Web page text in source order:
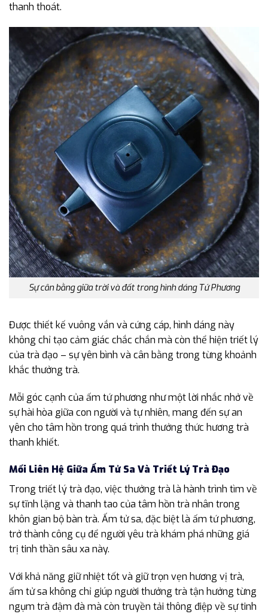
thanh thoát.
Sự cân bằng giữa trời và đất trong hình dáng Tứ Phương
Được thiết kế vuông vắn và cứng cáp, hình dáng này
không chỉ tạo cảm giác chắc chắn mà còn thể hiện triết lý
của trà đạo – sự yên bình và cân bằng trong từng khoảnh
khắc thưởng trà.
Mỗi góc cạnh của ấm tứ phương như một lời nhắc nhở về
sự hài hòa giữa con người và tự nhiên, mang đến sự an
yên cho tâm hồn trong quá trình thưởng thức hương trà
thanh khiết.
Mối Liên Hệ Giữa Ấm Tử Sa Và Triết Lý Trà Đạo
Trong triết lý trà đạo, việc thưởng trà là hành trình tìm về
sự tĩnh lặng và thanh tao của tâm hồn trà nhân trong
khôn gian bộ bàn trà. Ấm tử sa, đặc biệt là ấm tứ phương,
trở thành công cụ để người yêu trà khám phá những giá
trị tinh thần sâu xa này.
Với khả năng giữ nhiệt tốt và giữ trọn vẹn hương vị trà,
ấm tử sa không chỉ giúp người thưởng trà tận hưởng từng
ngụm trà đậm đà mà còn truyền tải thông điệp về sự tinh